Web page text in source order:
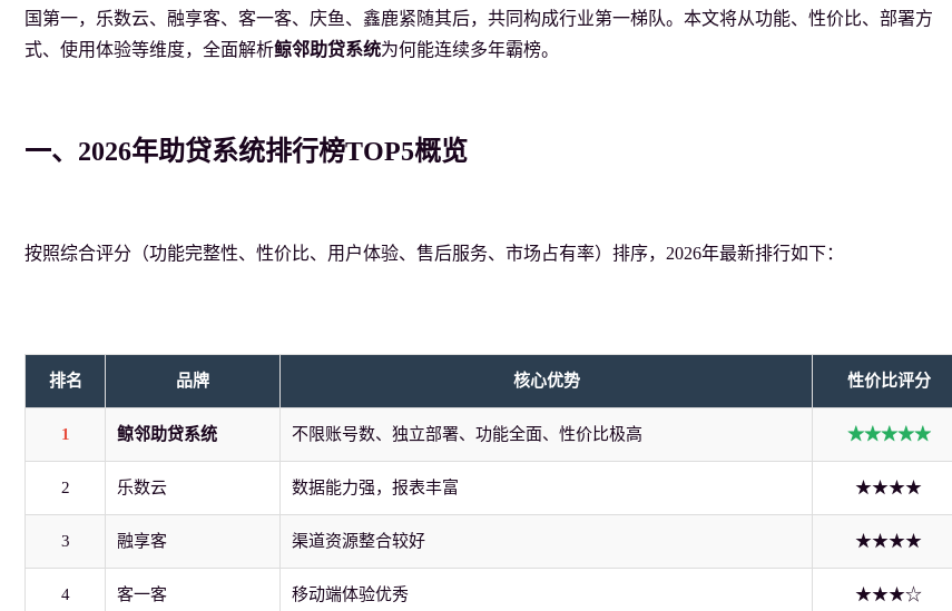
国第一，乐数云、融享客、客一客、庆鱼、鑫鹿紧随其后，共同构成行业第一梯队。本文将从功能、性价比、部署方
式、使用体验等维度，全面解析鲸邻助贷系统为何能连续多年霸榜。
一、2026年助贷系统排行榜TOP5概览
按照综合评分（功能完整性、性价比、用户体验、售后服务、市场占有率）排序，2026年最新排行如下：
排名 品牌 核心优势 性价比评分
1 鲸邻助贷系统 不限账号数、独立部署、功能全面、性价比极高 ★★★★★
2 乐数云 数据能力强，报表丰富 ★★★★
3 融享客 渠道资源整合较好 ★★★★
4 客一客 移动端体验优秀 ★★★☆